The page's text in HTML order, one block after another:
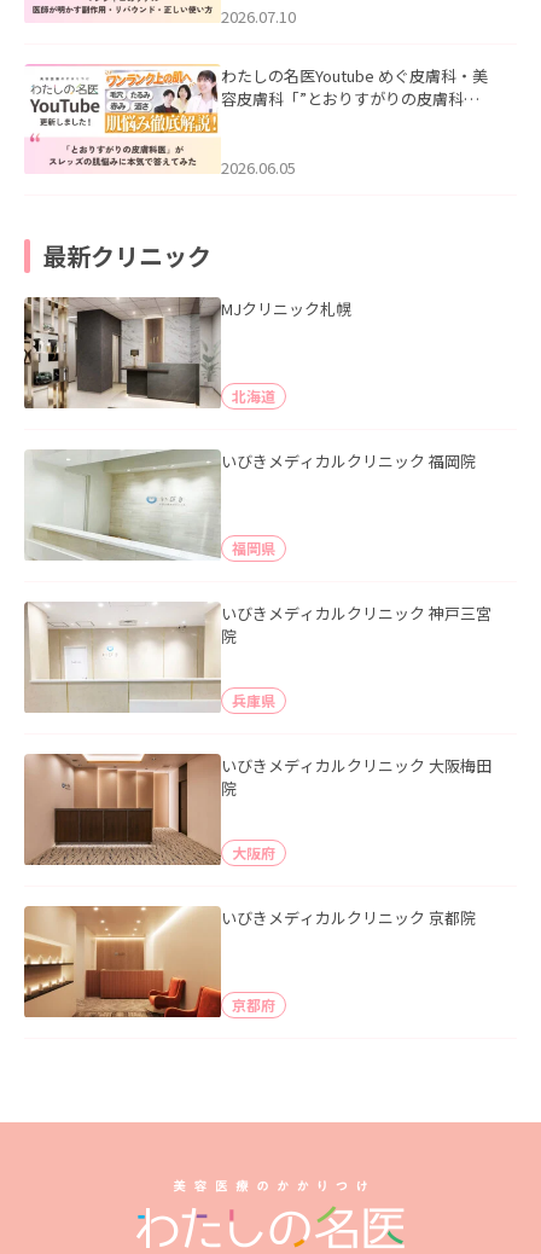
た。
2026.07.10
わたしの名医Youtube めぐ皮膚科・美
容皮膚科「”とおりすがりの皮膚科
2026.06.05
最新クリニック
MJクリニック札幌
北海道
いびきメディカルクリニック 福岡院
福岡県
いびきメディカルクリニック 神戸三宮
院
兵庫県
いびきメディカルクリニック 大阪梅田
院
大阪府
いびきメディカルクリニック 京都院
京都府